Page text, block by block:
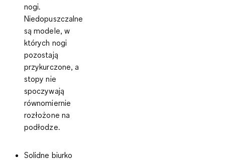
nogi.
Niedopuszczalne
są modele, w
których nogi
pozostają
przykurczone, a
stopy nie
spoczywają
równomiernie
rozłożone na
podłodze.
Solidne biurko